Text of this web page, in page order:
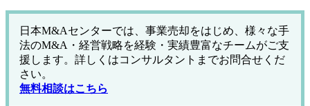
日本M&Aセンターでは、事業売却をはじめ、様々な手
法のM&A・経営戦略を経験・実績豊富なチームがご支
援します。詳しくはコンサルタントまでお問合せくだ
さい。
無料相談はこちら